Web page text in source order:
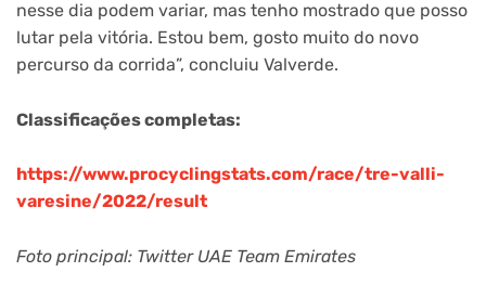
nesse dia podem variar, mas tenho mostrado que posso
lutar pela vitória. Estou bem, gosto muito do novo
percurso da corrida”, concluiu Valverde.
Classificações completas:
https://www.procyclingstats.com/race/tre-valli-
varesine/2022/result
Foto principal: Twitter UAE Team Emirates